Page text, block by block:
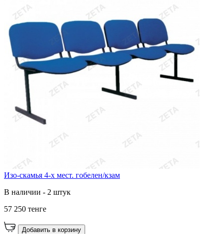
Изо-скамья 4-х мест. гобелен/кзам
В наличии - 2 штук
57 250 тенге
Добавить в корзину